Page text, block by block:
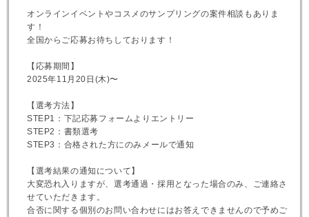
オンラインイベントやコスメのサンプリングの案件相談もありま
す！
全国からご応募お待ちしております！
【応募期間】
2025年11月20日(木)〜
【選考方法】
STEP1：下記応募フォームよりエントリー
STEP2：書類選考
STEP3：合格された方にのみメールで通知
【選考結果の通知について】
大変恐れ入りますが、選考通過・採用となった場合のみ、ご連絡さ
せていただきます。
合否に関する個別のお問い合わせにはお答えできませんので予めご